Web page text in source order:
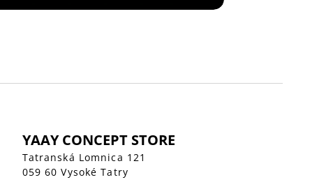
YAAY CONCEPT STORE
Tatranská Lomnica 121
059 60 Vysoké Tatry